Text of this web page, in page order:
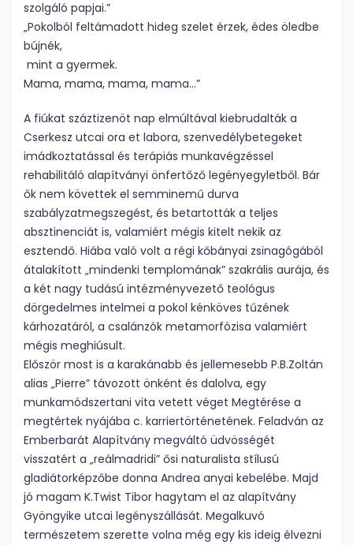
szolgáló papjai.”
„Pokolból feltámadott hideg szelet érzek, édes öledbe
bújnék,
mint a gyermek.
Mama, mama, mama, mama…”
A fiúkat száztizenöt nap elmúltával kiebrudalták a
Cserkesz utcai ora et labora, szenvedélybetegeket
imádkoztatással és terápiás munkavégzéssel
rehabilitáló alapítványi önfertőző legényegyletből. Bár
ők nem követtek el semminemű durva
szabályzatmegszegést, és betartották a teljes
absztinenciát is, valamiért mégis kitelt nekik az
esztendő. Hiába való volt a régi kőbányai zsinagógából
átalakított „mindenki templomának” szakrális aurája, és
a két nagy tudású intézményvezető teológus
dörgedelmes intelmei a pokol kénköves tűzének
kárhozatáról, a csalánzók metamorfózisa valamiért
mégis meghiúsult.
Először most is a karakánabb és jellemesebb P.B.Zoltán
alias „Pierre” távozott önként és dalolva, egy
munkamódszertani vita vetett véget Megtérése a
megtértek nyájába c. karriertörténetének. Feladván az
Emberbarát Alapítvány megváltó üdvösségét
visszatért a „reálmadridi” ősi naturalista stílusú
gladiátorképzőbe donna Andrea anyai kebelébe. Majd
jó magam K.Twist Tibor hagytam el az alapítvány
Gyöngyike utcai legényszállását. Megalkuvó
természetem szerette volna még egy kis ideig élvezni